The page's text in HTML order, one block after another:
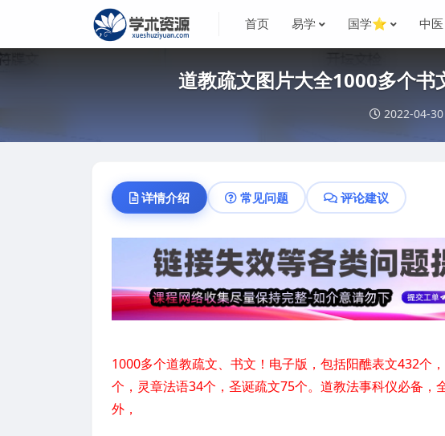
首页 易学 国学⭐ 中医
道教疏文图片大全1000多个
2022-04-30
详情介绍 常见问题 评论建议
1000多个道教疏文、书文！电子版，包括阳醮表文432个
个，灵章法语34个，圣诞疏文75个。道教法事科仪必备
外，